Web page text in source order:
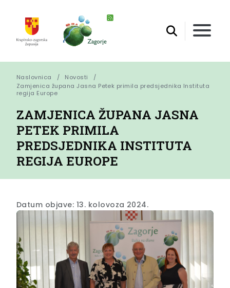
Naslovnica
Novosti
Zamjenica župana Jasna Petek primila predsjednika Instituta
regija Europe
ZAMJENICA ŽUPANA JASNA
PETEK PRIMILA
PREDSJEDNIKA INSTITUTA
REGIJA EUROPE
Datum objave: 13. kolovoza 2024.